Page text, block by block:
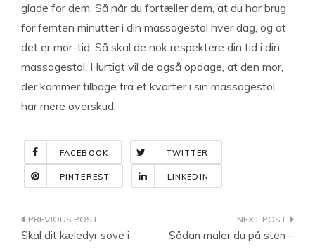
glade for dem. Så når du fortæller dem, at du har brug
for femten minutter i din massagestol hver dag, og at
det er mor-tid. Så skal de nok respektere din tid i din
massagestol. Hurtigt vil de også opdage, at den mor,
der kommer tilbage fra et kvarter i sin massagestol,
har mere overskud.
FACEBOOK TWITTER
PINTEREST LINKEDIN
Indlægsnavigation
Skal dit kæledyr sove i
Sådan maler du på sten –